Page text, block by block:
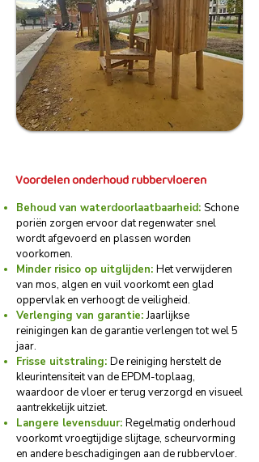
Voordelen onderhoud rubbervloeren
Behoud van waterdoorlaatbaarheid: Schone
poriën zorgen ervoor dat regenwater snel
wordt afgevoerd en plassen worden
voorkomen.
Minder risico op uitglijden: Het verwijderen
van mos, algen en vuil voorkomt een glad
oppervlak en verhoogt de veiligheid.
Verlenging van garantie:Jaarlijkse
reinigingen kan de garantie verlengen tot wel 5
jaar.
Frisse uitstraling: De reiniging herstelt de
kleurintensiteit van de EPDM-toplaag,
waardoor de vloer er terug verzorgd en visueel
aantrekkelijk uitziet.
Langere levensduur: Regelmatig onderhoud
voorkomt vroegtijdige slijtage, scheurvorming
en andere beschadigingen aan de rubbervloer.